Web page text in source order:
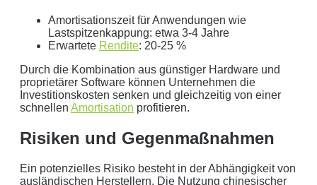
Amortisationszeit für Anwendungen wie
Lastspitzenkappung: etwa 3-4 Jahre
Erwartete Rendite: 20-25 %
Durch die Kombination aus günstiger Hardware und
proprietärer Software können Unternehmen die
Investitionskosten senken und gleichzeitig von einer
schnellen Amortisation profitieren.
Risiken und Gegenmaßnahmen
Ein potenzielles Risiko besteht in der Abhängigkeit von
ausländischen Herstellern. Die Nutzung chinesischer